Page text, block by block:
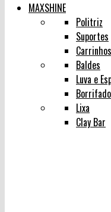
MAXSHINE
Politriz
Suportes
Baldes
Luva e
Lixa
Clay Bar